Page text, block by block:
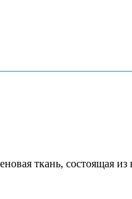
ткань, состоящая